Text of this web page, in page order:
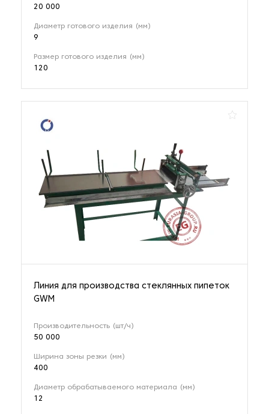
20 000
Диаметр готового изделия (мм)
9
Размер готового изделия (мм)
120
Линия для производства стеклянных пипеток
GWM
Производительность (шт/ч)
50 000
Ширина зоны резки (мм)
400
Диаметр обрабатываемого материала (мм)
12